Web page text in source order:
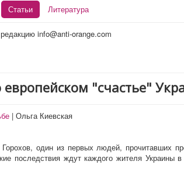
Статьи Литература
info@anti-orange.com
европейском "счастье"
|Ольга Киевская
один из первых людей, прочитавших
последствия ждут каждого жителя Украины